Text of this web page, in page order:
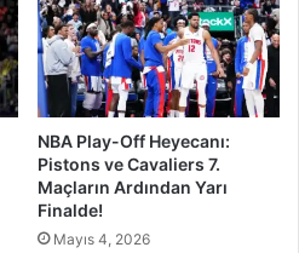
NBA Play-Off Heyecanı:
Pistons ve Cavaliers 7.
Maçların Ardından Yarı
Finalde!
Mayıs 4, 2026